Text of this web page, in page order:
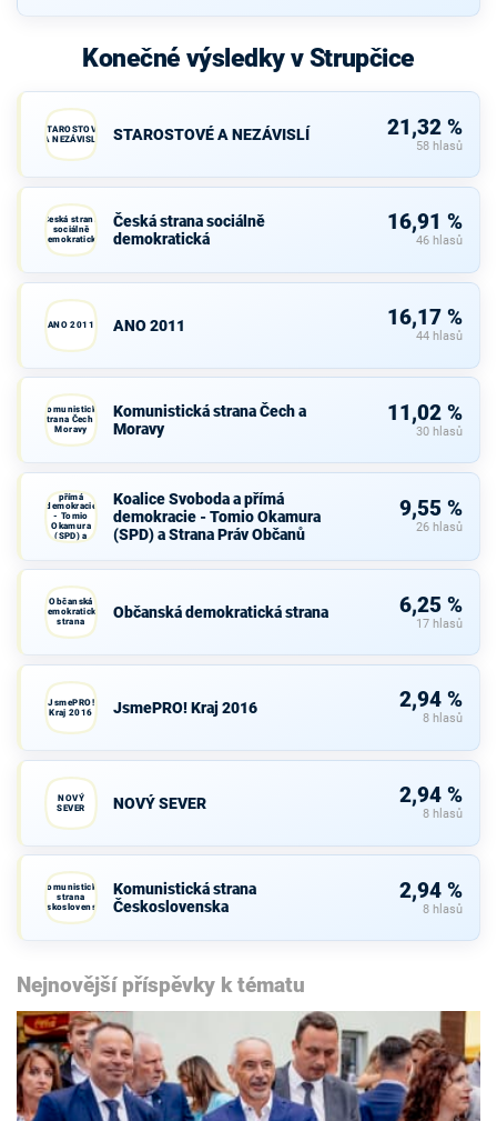
Konečné výsledky v Strupčice
STAROSTOVÉ
A NEZÁVISLÍ
STAROSTOVÉ A NEZÁVISLÍ 21,32 %
58 hlasů
Česká strana
sociálně
demokratická
Česká strana sociálně
demokratická
16,91 %
46 hlasů
ANO 2011 ANO 2011 16,17 %
44 hlasů
Komunistická
strana Čech a
Moravy
Komunistická strana Čech a
Moravy
11,02 %
30 hlasů
Koalice
přímá
demokracie
- Tomio
Okamura
(SPD) a
Strana Práv
Koalice Svoboda a přímá
demokracie - Tomio Okamura
(SPD) a Strana Práv Občanů
9,55 %
26 hlasů
Občanská
demokratická
strana
Občanská demokratická strana 6,25 %
17 hlasů
JsmePRO!
Kraj 2016
JsmePRO! Kraj 2016 2,94 %
8 hlasů
NOVÝ
SEVER
NOVÝ SEVER 2,94 %
8 hlasů
Komunistická
strana
Československa
Komunistická strana
Československa
2,94 %
8 hlasů
Nejnovější příspěvky k tématu